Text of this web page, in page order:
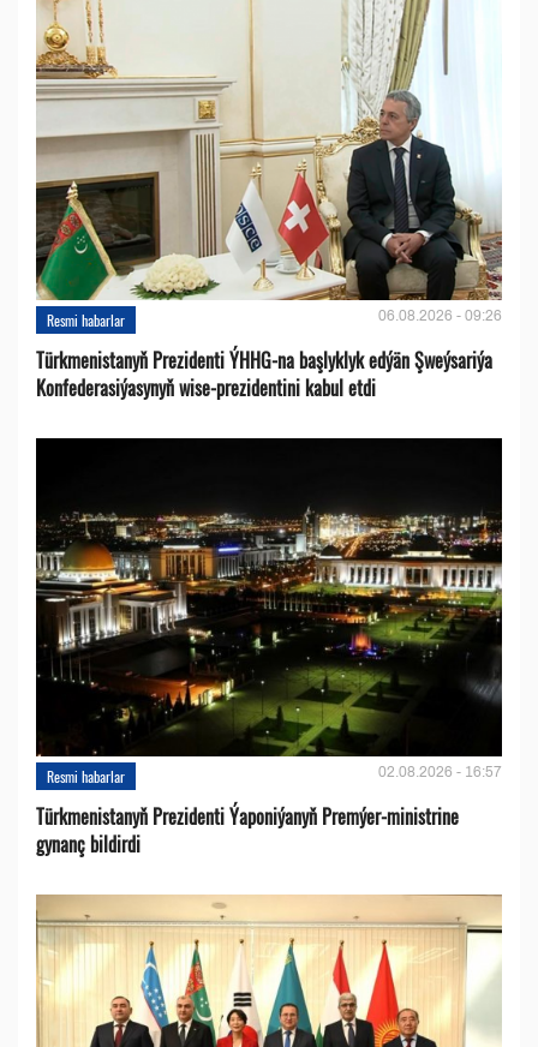
Resmi habarlar 06.08.2026 - 09:26
Türkmenistanyň Prezidenti ÝHHG-na başlyklyk edýän Şweýsariýa
Konfederasiýasynyň wise-prezidentini kabul etdi
Resmi habarlar 02.08.2026 - 16:57
Türkmenistanyň Prezidenti Ýaponiýanyň Premýer-ministrine
gynanç bildirdi